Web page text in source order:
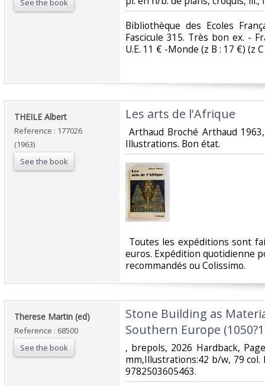
See the book
‎Bibliothèque des Ecoles
Fascicule 315. Très bon ex. -
U.E. 11 € -Monde (z B : 17 €) (z
‎THEILE Albert‎
Reference : 177026
(1963)
See the book
‎Les arts de l'Afrique ‎
Arthaud Broché Arthaud
Illustrations. Bon état.‎
Toutes les expéditions sont
euros. Expédition quotidienne
recommandés ou Colissimo. ‎
‎Therese Martin (ed)‎
Reference : 68500
See the book
‎Stone Building as
Southern Europe
‎, brepols, 2026 Hardback,
mm,Illustrations:42 b/w, 79 col.
9782503605463.‎